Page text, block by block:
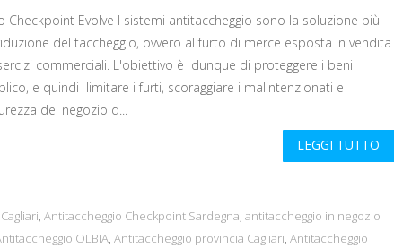
Checkpoint Evolve I sistemi antitaccheggio sono la soluzione più
del taccheggio, ovvero al furto di merce esposta in vendita
commerciali. L'obiettivo è dunque di proteggere i beni
e quindi limitare i furti, scoraggiare i malintenzionati e
del negozio d...
LEGGI TUTTO
, Antitaccheggio Checkpoint Sardegna, antitaccheggio in negozio
OLBIA, Antitaccheggio provincia Cagliari, Antitaccheggio